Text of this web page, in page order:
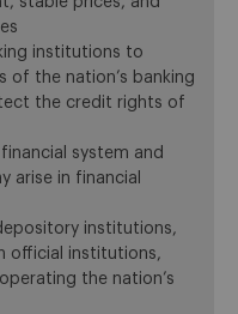
institutions to
of the nation’s banking
the credit rights of
system and
arise in financial
institutions,
official institutions,
the nation’s